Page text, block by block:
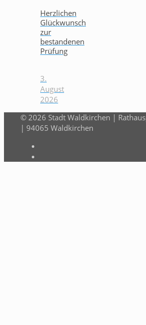
Herzlichen
Glückwunsch
zur
bestandenen
Prüfung
3.
August
2026
© 2026 Stadt Waldkirchen |
| 94065 Waldkirchen